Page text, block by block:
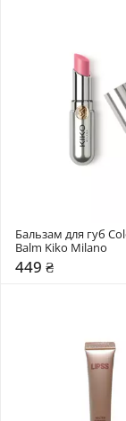
Бальзам для губ
Balm Kiko Milano
449 ₴